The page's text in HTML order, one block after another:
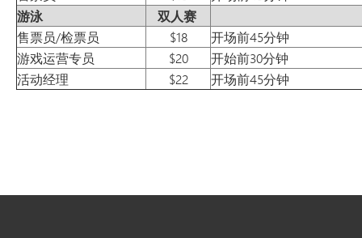
游泳
双人赛
售票员/检票员
$18
开场前45分钟
游戏运营专员
$20
开始前30分钟
活动经理
$22 开场前45分钟